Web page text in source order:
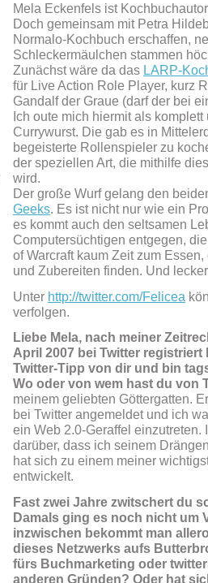
Mela Eckenfels ist
Doch gemeinsam mit Petra
Normalo-Kochbuch erschaffen,
Schleckermäulchen stammen
Zunächst wäre da das LARP-
für Live Action Role Player, kurz
Gandalf der Graue (darf der bei
Ich oute mich hiermit als
Currywurst. Die gab es in
begeisterte Rollenspieler zu
der speziellen Art, die mithilfe
wird.
Der große Wurf gelang den
Geeks. Es ist nicht nur wie ein
es kommt auch den seltsamen
Computersüchtigen entgegen,
of Warcraft kaum Zeit zum
und Zubereiten finden. Und
Unter http://twitter.com/Felicea
verfolgen.
Liebe Mela, nach meiner
April 2007 bei Twitter
Twitter-Tipp von dir und bin
Wo oder von wem hast du von
meinem geliebten Göttergatten.
bei Twitter angemeldet und ich
ein Web 2.0-Geraffel
darüber, dass ich seinem
hat sich zu einem meiner
entwickelt.
Fast zwei Jahre zwitschert du
Damals ging es noch nicht um
inzwischen bekommt man
dieses Netzwerks aufs
fürs Buchmarketing oder
anderen Gründen? Oder hat